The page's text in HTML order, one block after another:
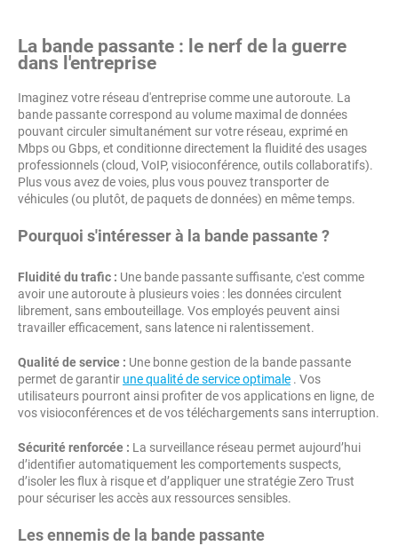
La bande passante : le nerf de la guerre
dans l'entreprise
Imaginez votre réseau d'entreprise comme une autoroute. La
bande passante correspond au volume maximal de données
pouvant circuler simultanément sur votre réseau, exprimé en
Mbps ou Gbps, et conditionne directement la fluidité des usages
professionnels (cloud, VoIP, visioconférence, outils collaboratifs).
Plus vous avez de voies, plus vous pouvez transporter de
véhicules (ou plutôt, de paquets de données) en même temps.
Pourquoi s'intéresser à la bande passante ?
Fluidité du trafic : Une bande passante suffisante, c'est comme
avoir une autoroute à plusieurs voies : les données circulent
librement, sans embouteillage. Vos employés peuvent ainsi
travailler efficacement, sans latence ni ralentissement.
Qualité de service : Une bonne gestion de la bande passante
permet de garantir une qualité de service optimale . Vos
utilisateurs pourront ainsi profiter de vos applications en ligne, de
vos visioconférences et de vos téléchargements sans interruption.
Sécurité renforcée : La surveillance réseau permet aujourd’hui
d’identifier automatiquement les comportements suspects,
d’isoler les flux à risque et d’appliquer une stratégie Zero Trust
pour sécuriser les accès aux ressources sensibles.
Les ennemis de la bande passante